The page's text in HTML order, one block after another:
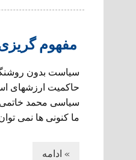
مفهوم
سياست بدون
حاكميت ارزشهاى
سياسى محمد خاتمى
ما كنونى ها نمى
» ادامه